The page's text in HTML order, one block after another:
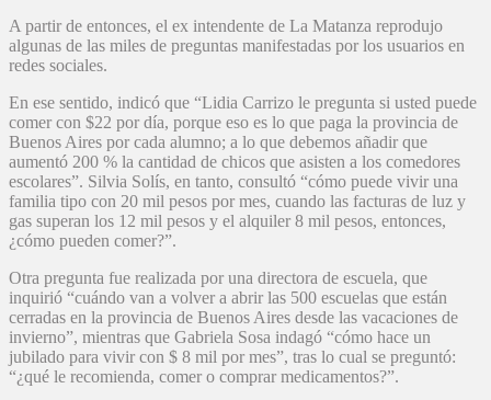
A partir de entonces, el ex intendente de La Matanza reprodujo
algunas de las miles de preguntas manifestadas por los usuarios en
redes sociales.
En ese sentido, indicó que “Lidia Carrizo le pregunta si usted puede
comer con $22 por día, porque eso es lo que paga la provincia de
Buenos Aires por cada alumno; a lo que debemos añadir que
aumentó 200 % la cantidad de chicos que asisten a los comedores
escolares”. Silvia Solís, en tanto, consultó “cómo puede vivir una
familia tipo con 20 mil pesos por mes, cuando las facturas de luz y
gas superan los 12 mil pesos y el alquiler 8 mil pesos, entonces,
¿cómo pueden comer?”.
Otra pregunta fue realizada por una directora de escuela, que
inquirió “cuándo van a volver a abrir las 500 escuelas que están
cerradas en la provincia de Buenos Aires desde las vacaciones de
invierno”, mientras que Gabriela Sosa indagó “cómo hace un
jubilado para vivir con $ 8 mil por mes”, tras lo cual se preguntó:
“¿qué le recomienda, comer o comprar medicamentos?”.